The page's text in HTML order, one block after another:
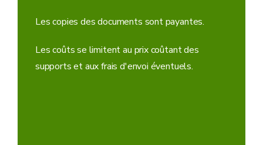
Les copies des documents sont payantes.
Les coûts se limitent au prix coûtant des
supports et aux frais d'envoi éventuels.